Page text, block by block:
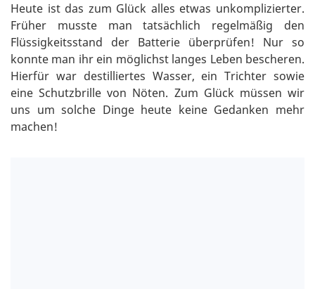
Heute ist das zum Glück alles etwas unkomplizierter.
Früher musste man tatsächlich regelmäßig den
Flüssigkeitsstand der Batterie überprüfen! Nur so
konnte man ihr ein möglichst langes Leben bescheren.
Hierfür war destilliertes Wasser, ein Trichter sowie
eine Schutzbrille von Nöten. Zum Glück müssen wir
uns um solche Dinge heute keine Gedanken mehr
machen!